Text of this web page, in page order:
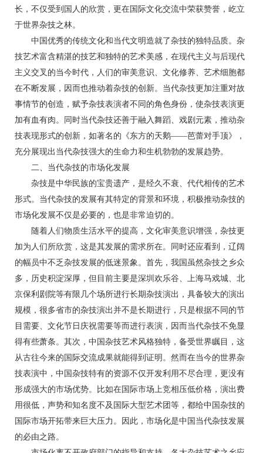
长，不仅受到国人的欣赏，更在国际文化交流中荣获赞誉，屹立
于世界杂技之林。
中国优秀的传统文化和当代文明造就了杂技的独特品质。杂
技艺术富含精湛的技艺和独特的艺术美感，在现代主义与后现代
主义交叉的当今时代，人们的审美意识、文化修养、艺术细胞都
在不断发展，因而也推动着杂技的创新。当代杂技更加注重对故
事情节的创造，赋予杂技表演者不同的角色身份，使杂技表演更
加有血有肉。同时当代杂技还善于融入舞蹈、戏剧元素，推动杂
技表现形式的创新，如著名的《东方的天鹅——芭蕾对手顶》，
充分展现出当代杂技强大的生命力和生机勃勃的发展趋势。
二、当代杂技的市场化发展
杂技是中华民族的宝贵遗产，是经久不衰、代代相传的艺术
形式。当代杂技的发展有其特定的背景和环境，积极推动杂技的
市场化发展不仅是必要的，也是非常迫切的。
随着人们物质生活水平的提高，文化审美意识增强，杂技更
加为人们所欣赏，这是其发展的需求所在。同时还应看到，辽阔
的幅员中不乏杂技发展的低迷景象。首先，我国虽然杂技之乡众
多，历史积淀深厚，但目前主要是深圳欢乐谷、上海马戏城、北
京保利剧院等有限几个场所进行长期杂技演出，具备较大的演出
规模，很多省市的杂技演出并不是长期进行，只是根据不同的节
目需要、文化节日庆祝需要等而进行表演，因而当代杂技不免显
得有些萧条。其次，中国杂技艺术风格独特，备受世界瞩目，这
从古往今来的国际交流成果就能得到证明。然而在当今的世界杂
技表演中，中国杂技特有的资源不仅开发利用不尽合理，更没有
形成强大的市场优势。比如在国际市场上竞相压低价格，演出费
用很低，声势和知名度不及国际大型艺术团等，都给中国杂技的
国际市场开拓带来巨大压力。因此，市场化是中国当代杂技发展
的必由之路。